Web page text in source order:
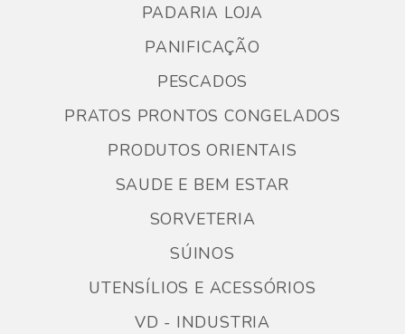
PADARIA LOJA
PANIFICAÇÃO
PESCADOS
PRATOS PRONTOS CONGELADOS
PRODUTOS ORIENTAIS
SAUDE E BEM ESTAR
SORVETERIA
SÚINOS
UTENSÍLIOS E ACESSÓRIOS
VD - INDUSTRIA